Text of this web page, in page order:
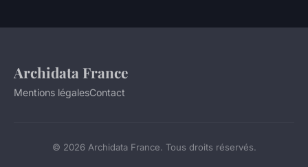
Archidata France
Mentions légalesContact
© 2026 Archidata France. Tous droits réservés.